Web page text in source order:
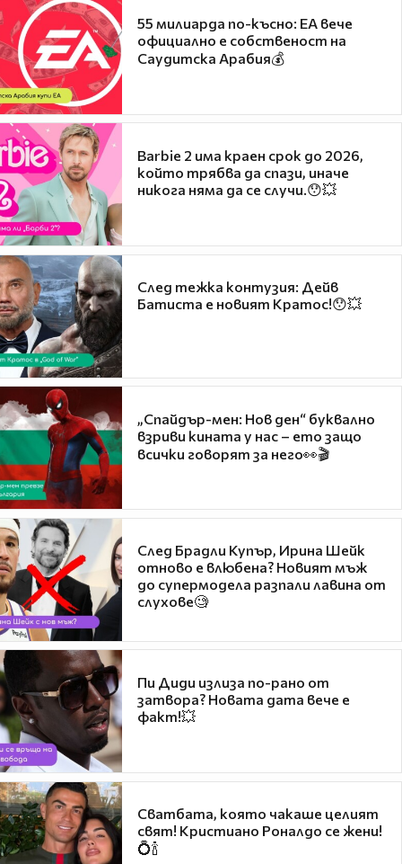
55 милиарда по-късно: EA вече
официално е собственост на
Саудитска Арабия💰
Barbie 2 има краен срок до 2026,
който трябва да спази, иначе
никога няма да се случи.😯💥
След тежка контузия: Дейв
Батиста е новият Кратос!😯💥
„Спайдър-мен: Нов ден“ буквално
взриви кината у нас – ето защо
всички говорят за него👀🎬
След Брадли Купър, Ирина Шейк
отново е влюбена? Новият мъж
до супермодела разпали лавина от
слухове🧐
Пи Диди излиза по-рано от
затвора? Новата дата вече е
факт!💥
Сватбата, която чакаше целият
свят! Кристиано Роналдо се жени!
💍🍾